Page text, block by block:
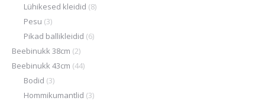
Lühikesed kleidid (8)
Pesu (3)
Pikad ballikleidid (6)
Beebinukk 38cm (2)
Beebinukk 43cm (44)
Bodid (3)
Hommikumantlid (3)